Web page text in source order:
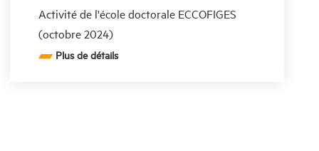
Activité de l'école doctorale ECCOFIGES
(octobre 2024)
Plus de détails